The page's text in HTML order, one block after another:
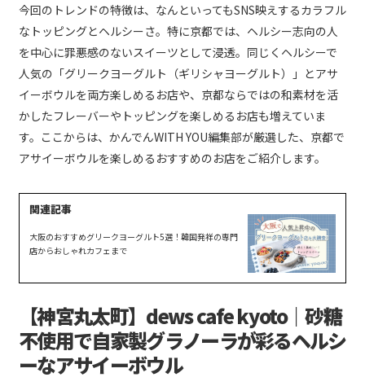
今回のトレンドの特徴は、なんといってもSNS映えするカラフル
なトッピングとヘルシーさ。特に京都では、ヘルシー志向の人
を中心に罪悪感のないスイーツとして浸透。同じくヘルシーで
人気の「グリークヨーグルト（ギリシャヨーグルト）」とアサ
イーボウルを両方楽しめるお店や、京都ならではの和素材を活
かしたフレーバーやトッピングを楽しめるお店も増えていま
す。ここからは、かんでんWITH YOU編集部が厳選した、京都で
アサイーボウルを楽しめるおすすめのお店をご紹介します。
大阪のおすすめグリークヨーグルト5選！韓国発祥の専門
店からおしゃれカフェまで
【神宮丸太町】dews cafe kyoto｜砂糖
不使用で自家製グラノーラが彩るヘルシ
ーなアサイーボウル